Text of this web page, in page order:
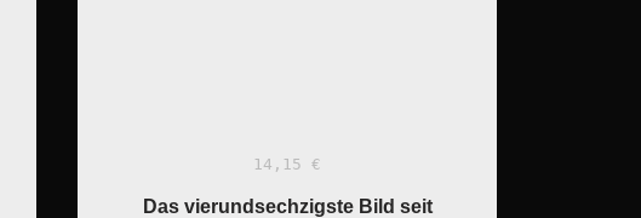
14,15 €
Das vierundsechzigste Bild seit